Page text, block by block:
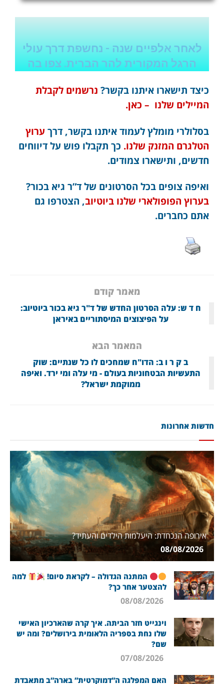
לאחר אלפיים שנה - נחשפת דרך עולי
הרגל המקורית להר הברית. צפו בה
כיצד תישארו איתנו בקשר? נרשמים לקבלת
המיילים שלנו – כאן.
בסלולרי מומלץ לעמוד איתנו בקשר, דרך ערוץ
הטלגרם המזנק שלנו. כך תקבלו פוש על דיווחים
חדשים, ותישארו צמודים.
ואיפה צופים בכל הסרטונים של ד”ר גיא בכור?
בערוץ הפופולארי שלנו ביוטיוב, הצטרפו גם
אתם כחברים.
מאמר קודם
ח ד ש: עלה הסרטון החדש של ד"ר גיא בכור ביוטיוב:
על הפיצוצים המיסתוריים באיראן
המאמר הבא
ב ק ר ו ב: הדו"ח שמחכים לו כל שנתיים: שוק
התעשיות הבטחוניות בעולם - מי עלה ומי ירד. ואיפה
ממוקמת ישראל?
חדשות אחרונות
אירופה הנכחדת: היעלמות הילדים והעתיד?
המתנה הגדולה – לקראת סיום!
למה
להצטער אחר כך?
וינגייט חזר הביתה. איך קרה שהארכיון האישי
שלו נחת בספריה הלאומית בירושלים? ומה יש
שם?
האם המפלגה ה”דמוקרטית” בארה”ב מתאבדת